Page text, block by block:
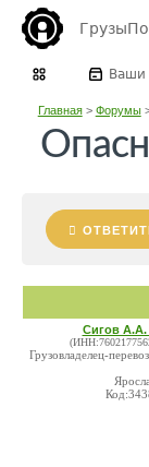
Грузы
Ваши
Главная> Форумы
Сигов
Грузовладелец-